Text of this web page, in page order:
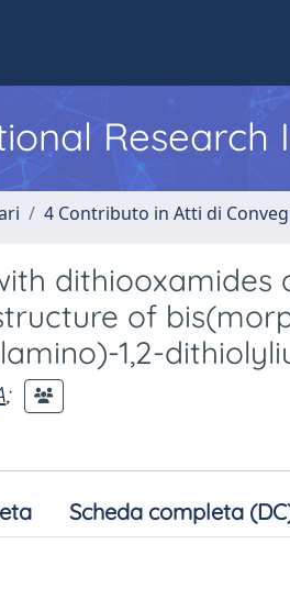
4 Contributo in Atti di
dithiooxamides
of
1,2-
;
Scheda completa